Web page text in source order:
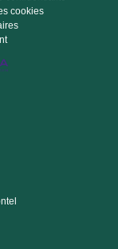
cookies